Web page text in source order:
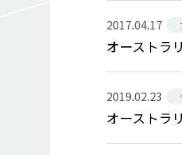
2017.04.17
オーストラ
2019.02.23
オーストラ